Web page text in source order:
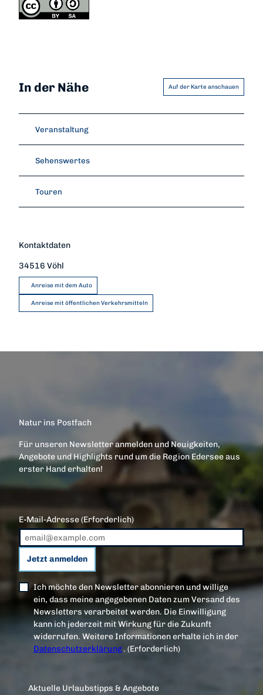
In der Nähe Auf der Karte anschauen
Veranstaltung
Sehenswertes
Touren
Kontaktdaten
34516 Vöhl
Anreise mit dem Auto
Anreise mit öffentlichen Verkehrsmitteln
Natur ins Postfach
Für unseren Newsletter anmelden und Neuigkeiten,
Angebote und Highlights rund um die Region Edersee aus
erster Hand erhalten!
E-Mail-Adresse(Erforderlich)
Jetzt anmelden
Ich möchte den Newsletter abonnieren und willige
ein, dass meine angegebenen Daten zum Versand des
Newsletters verarbeitet werden. Die Einwilligung
kann ich jederzeit mit Wirkung für die Zukunft
widerrufen. Weitere Informationen erhalte ich in der
Datenschutzerklärung.(Erforderlich)
Aktuelle Urlaubstipps & Angebote